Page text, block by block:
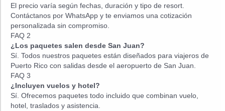
El precio varía según fechas, duración y tipo de resort.
Contáctanos por WhatsApp y te enviamos una cotización
personalizada sin compromiso.
FAQ 2
¿Los paquetes salen desde San Juan?
Sí. Todos nuestros paquetes están diseñados para viajeros de
Puerto Rico con salidas desde el aeropuerto de San Juan.
FAQ 3
¿Incluyen vuelos y hotel?
Sí. Ofrecemos paquetes todo incluido que combinan vuelo,
hotel, traslados y asistencia.